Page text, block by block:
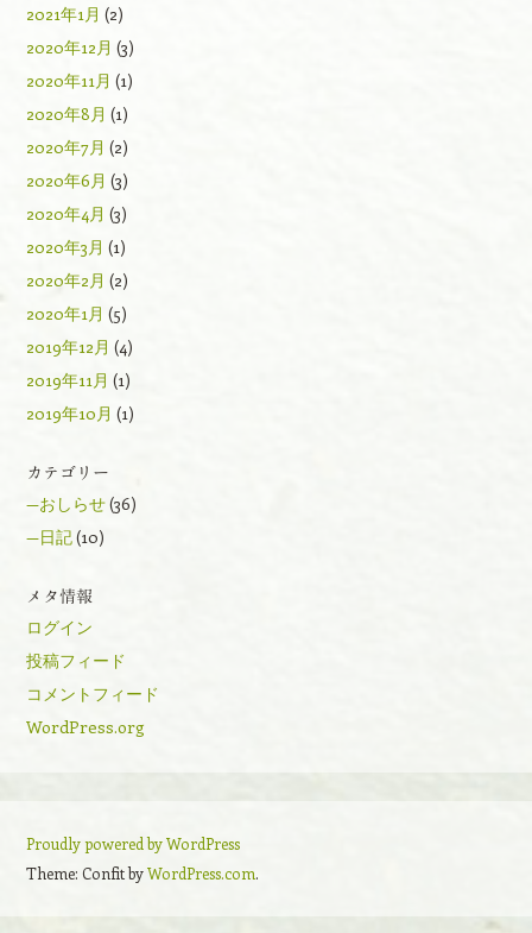
2021年1月 (2)
2020年12月 (3)
2020年11月 (1)
2020年8月 (1)
2020年7月 (2)
2020年6月 (3)
2020年4月 (3)
2020年3月 (1)
2020年2月 (2)
2020年1月 (5)
2019年12月 (4)
2019年11月 (1)
2019年10月 (1)
カテゴリー
—おしらせ(36)
—日記(10)
メタ情報
ログイン
投稿フィード
コメントフィード
WordPress.org
Proudly powered by WordPress
Theme: Confit byWordPress.com.